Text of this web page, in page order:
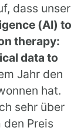
dass unser
(AI) to
therapy:
data to
Jahr den
hat.
sehr über
Preis